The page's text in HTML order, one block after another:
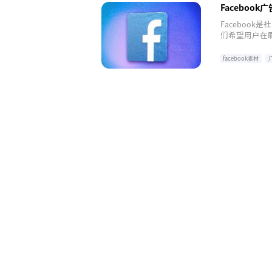
Facebook广
Facebook是
们希望用户在
用户购买的
facebook素材